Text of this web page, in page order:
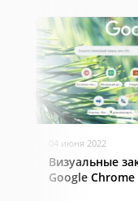
04 июня 2022
Визуальные
Google Chrome